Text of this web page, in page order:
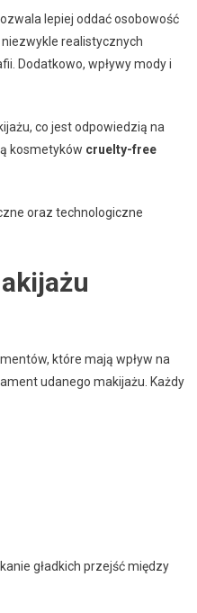
lepiej oddać osobowość
realistycznych
Dodatkowo, wpływy mody i
co jest odpowiedzią na
kosmetyków cruelty-free
oraz technologiczne
które mają wpływ na
udanego makijażu. Każdy
gładkich przejść między